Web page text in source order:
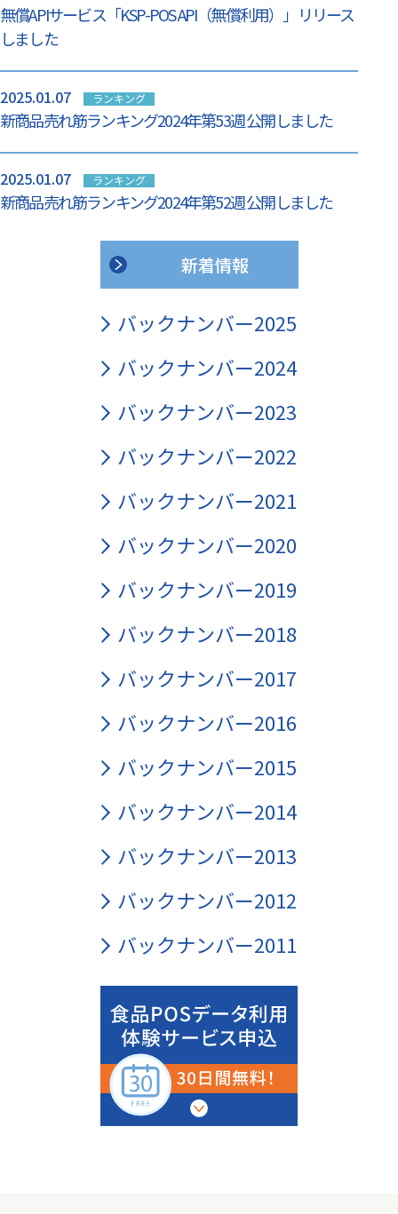
無償APIサービス「KSP-POS API（無償利用）」リリース
しました
2025.01.07 ランキング
新商品売れ筋ランキング2024年第53週 公開しました
2025.01.07 ランキング
新商品売れ筋ランキング2024年第52週 公開しました
新着情報
バックナンバー2025
バックナンバー2024
バックナンバー2023
バックナンバー2022
バックナンバー2021
バックナンバー2020
バックナンバー2019
バックナンバー2018
バックナンバー2017
バックナンバー2016
バックナンバー2015
バックナンバー2014
バックナンバー2013
バックナンバー2012
バックナンバー2011